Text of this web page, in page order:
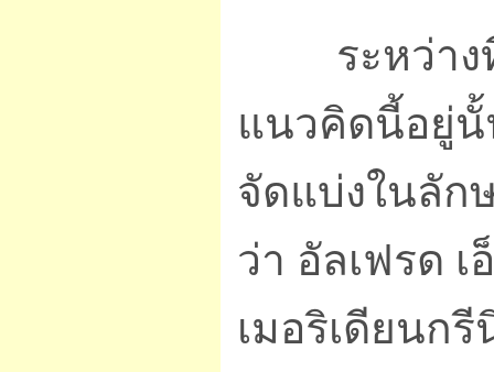
ระหว่างที่
แนวคิดนี้อยู่นั้
จัดแบ่งในลัก
ว่า อัลเฟรด เ
เมอริเดียนก